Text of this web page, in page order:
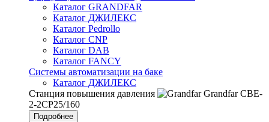
Каталог GRANDFAR
Каталог ДЖИЛЕКС
Каталог Pedrollo
Каталог CNP
Каталог DAB
Каталог FANCY
Системы автоматизации на баке
Каталог ДЖИЛЕКС
Станция повышения давления
Grandfar CBE-
2-2CP25/160
Подробнее